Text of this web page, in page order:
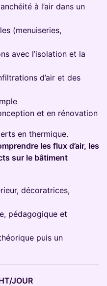
à l’air dans un
(menuiseries,
avec l’isolation et la
d’air et des
et en rénovation
en thermique.
les flux d’air, les
sur le bâtiment
décoratrices,
pédagogique et
puis un
JOUR